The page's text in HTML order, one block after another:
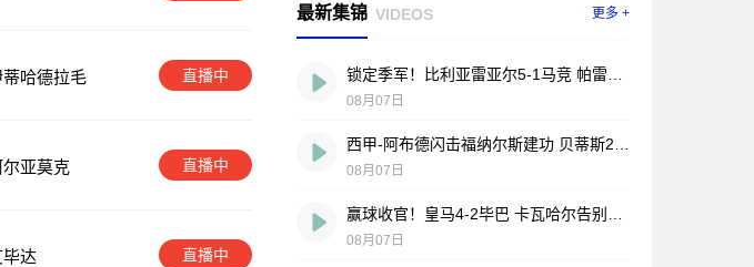
蒂哈德拉毛 直播中
尔亚莫克 直播中
毕达 直播中
最新集锦 VIDEOS 更多 +
08月07日
08月07日
08月07日